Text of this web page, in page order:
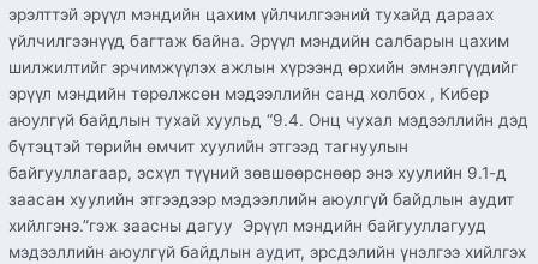
эрэлттэй эрүүл мэндийн цахим үйлчилгээний тухайд дараах
үйлчилгээнүүд багтаж байна. Эрүүл мэндийн салбарын цахим
шилжилтийг эрчимжүүлэх ажлын хүрээнд өрхийн эмнэлгүүдийг
эрүүл мэндийн төрөлжсөн мэдээллийн санд холбох , Кибер
аюулгүй байдлын тухай хуульд “9.4. Онц чухал мэдээллийн дэд
бүтэцтэй төрийн өмчит хуулийн этгээд тагнуулын
байгууллагаар, эсхүл түүний зөвшөөрснөөр энэ хуулийн 9.1-д
заасан хуулийн этгээдээр мэдээллийн аюулгүй байдлын аудит
хийлгэнэ.”гэж заасны дагуу Эрүүл мэндийн байгууллагууд
мэдээллийн аюулгүй байдлын аудит, эрсдэлийн үнэлгээ хийлгэх